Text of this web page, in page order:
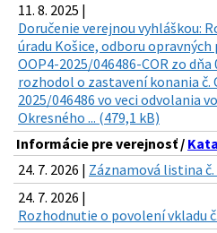
11. 8. 2025 |
Doručenie verejnou vyhláškou:
úradu Košice, odboru
OOP4-2025/046486-COR zo
rozhodol o zastavení konania č.
2025/046486 vo veci odvolania
Okresného ... (479,1 kB)
Informácie pre verejnosť /
24. 7. 2026 | Záznamová listina č.
24. 7. 2026 |
Rozhodnutie o povolení vkladu